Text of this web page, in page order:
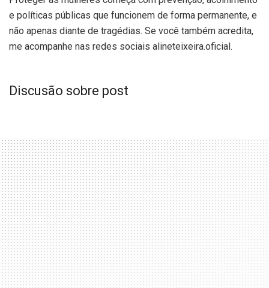
e políticas públicas que funcionem de forma permanente, e
não apenas diante de tragédias. Se você também acredita,
me acompanhe nas redes sociais alineteixeira.oficial.
Discusão sobre post